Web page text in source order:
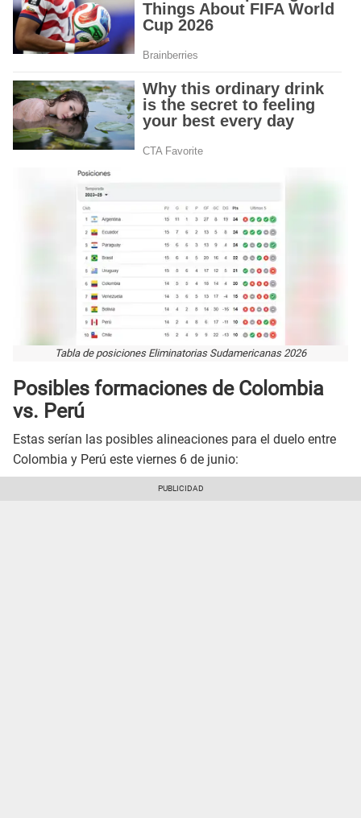
Tabla de posiciones Eliminatorias Sudamericanas 2026
Posibles formaciones de Colombia
vs. Perú
Estas serían las posibles alineaciones para el duelo entre
Colombia y Perú este viernes 6 de junio: